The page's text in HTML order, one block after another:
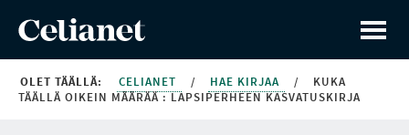
OLET TÄÄLLÄ: CELIANET / HAE KIRJAA /
KUKA
TÄÄLLÄ OIKEIN MÄÄRÄÄ : LAPSIPERHEEN KASVATUSKIRJA